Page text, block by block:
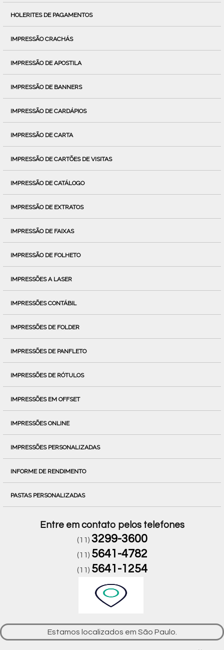
HOLERITES DE PAGAMENTOS
IMPRESSÃO CRACHÁS
IMPRESSÃO DE APOSTILA
IMPRESSÃO DE BANNERS
IMPRESSÃO DE CARDÁPIOS
IMPRESSÃO DE CARTA
IMPRESSÃO DE CARTÕES DE VISITAS
IMPRESSÃO DE CATÁLOGO
IMPRESSÃO DE EXTRATOS
IMPRESSÃO DE FAIXAS
IMPRESSÃO DE FOLHETO
IMPRESSÕES A LASER
IMPRESSÕES CONTÁBIL
IMPRESSÕES DE FOLDER
IMPRESSÕES DE PANFLETO
IMPRESSÕES DE RÓTULOS
IMPRESSÕES EM OFFSET
IMPRESSÕES ONLINE
IMPRESSÕES PERSONALIZADAS
INFORME DE RENDIMENTO
PASTAS PERSONALIZADAS
Entre em contato pelos telefones
(11) 3299-3600
(11) 5641-4782
(11) 5641-1254
Estamos localizados em São Paulo.